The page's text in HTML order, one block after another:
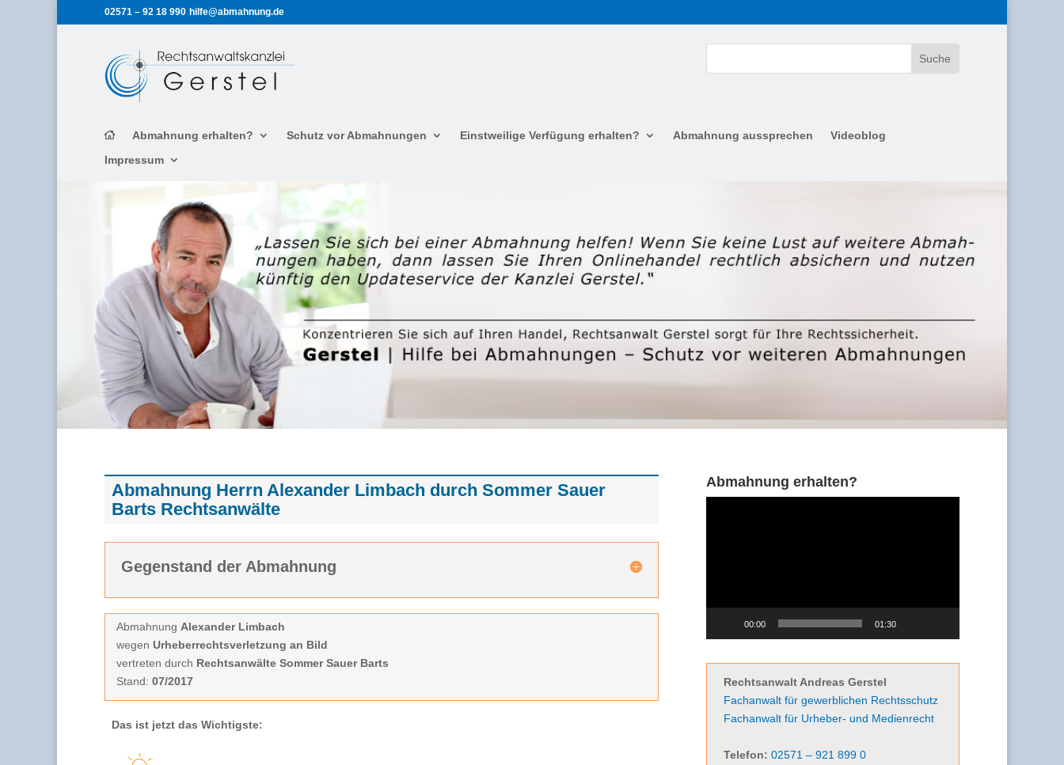
02571 – 92 18 990 hilfe@abmahnung.de
Abmahnung erhalten? Schutz vor Abmahnungen Einstweilige Verfügung erhalten? Abmahnung aussprechen
Videoblog
Impressum
Abmahnung Herrn Alexander Limbach durch Sommer Sauer
Barts Rechtsanwälte
Gegenstand der Abmahnung
Abmahnung Alexander Limbach
wegen Urheberrechtsverletzung an Bild
vertreten durch Rechtsanwälte Sommer Sauer Barts
Stand: 07/2017
Das ist jetzt das Wichtigste:
Abmahnung erhalten?
00:00 01:30
Rechtsanwalt Andreas Gerstel
Fachanwalt für gewerblichen Rechtsschutz
Fachanwalt für Urheber- und Medienrecht
Telefon: 02571 – 921 899 0